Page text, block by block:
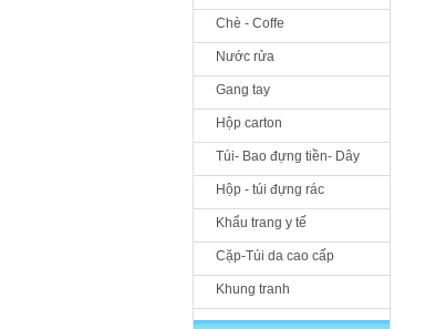
Chè - Coffe
Nước rửa
Gang tay
Hộp carton
Túi- Bao đựng tiền- Dây
Hộp - túi đựng rác
Khẩu trang y tế
Cặp-Túi da cao cấp
Khung tranh